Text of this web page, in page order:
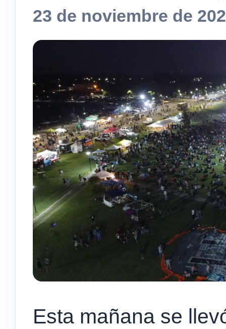
23 de noviembre de
Esta mañana se